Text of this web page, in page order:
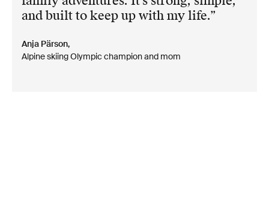
and built to keep up with my life.
Anja Pärson,
Alpine skiing Olympic champion and mom